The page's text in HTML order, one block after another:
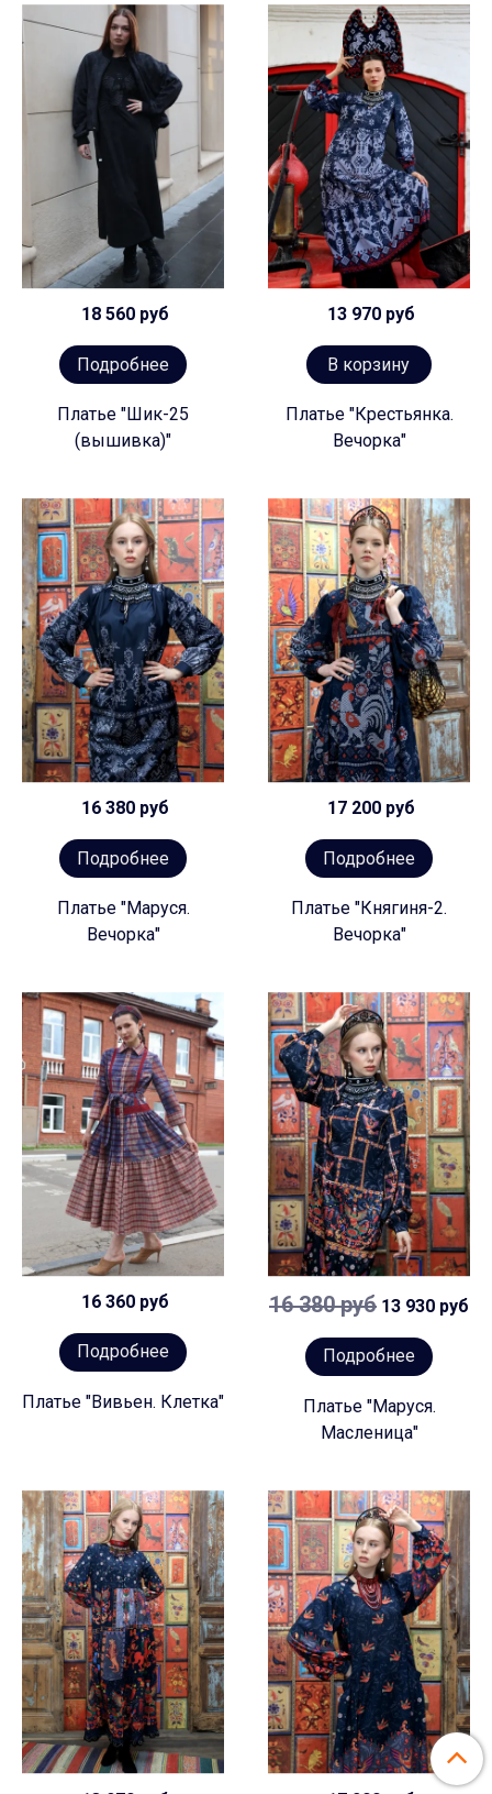
18 560 руб
Подробнее
Платье "Шик-25
(вышивка)"
13 970 руб
В корзину
Платье "Крестьянка.
Вечорка"
16 380 руб
Подробнее
Платье "Маруся.
Вечорка"
17 200 руб
Подробнее
Платье "Княгиня-2.
Вечорка"
16 360 руб
Подробнее
Платье "Вивьен. Клетка"
16 380 руб 13 930 руб
Подробнее
Платье "Маруся.
Масленица"